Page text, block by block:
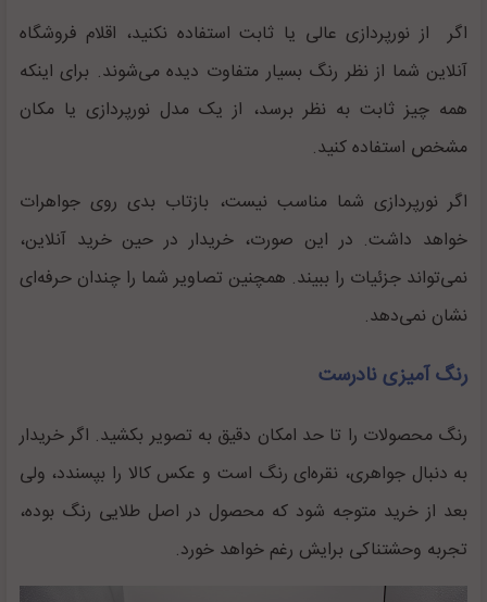
اگر از نورپردازی عالی یا ثابت استفاده نکنید، اقلام فروشگاه
آنلاین شما از نظر رنگ بسیار متفاوت دیده می‌شوند. برای اینکه
همه چیز ثابت به نظر برسد، از یک مدل نورپردازی یا مکان
مشخص استفاده کنید.
اگر نورپردازی شما مناسب نیست، بازتاب بدی روی جواهرات
خواهد داشت. در این صورت، خریدار در حین خرید آنلاین،
نمی‌تواند جزئیات را ببیند. همچنین تصاویر شما را چندان حرفه‌ای
نشان نمی‌دهد.
رنگ آمیزی نادرست
رنگ محصولات را تا حد امکان دقیق به تصویر بکشید. اگر خریدار
به دنبال جواهری، نقره‌ای رنگ است و عکس کالا را بپسندد، ولی
بعد از خرید متوجه شود که محصول در اصل طلایی رنگ بوده،
تجربه وحشتناکی برایش رغم خواهد خورد.